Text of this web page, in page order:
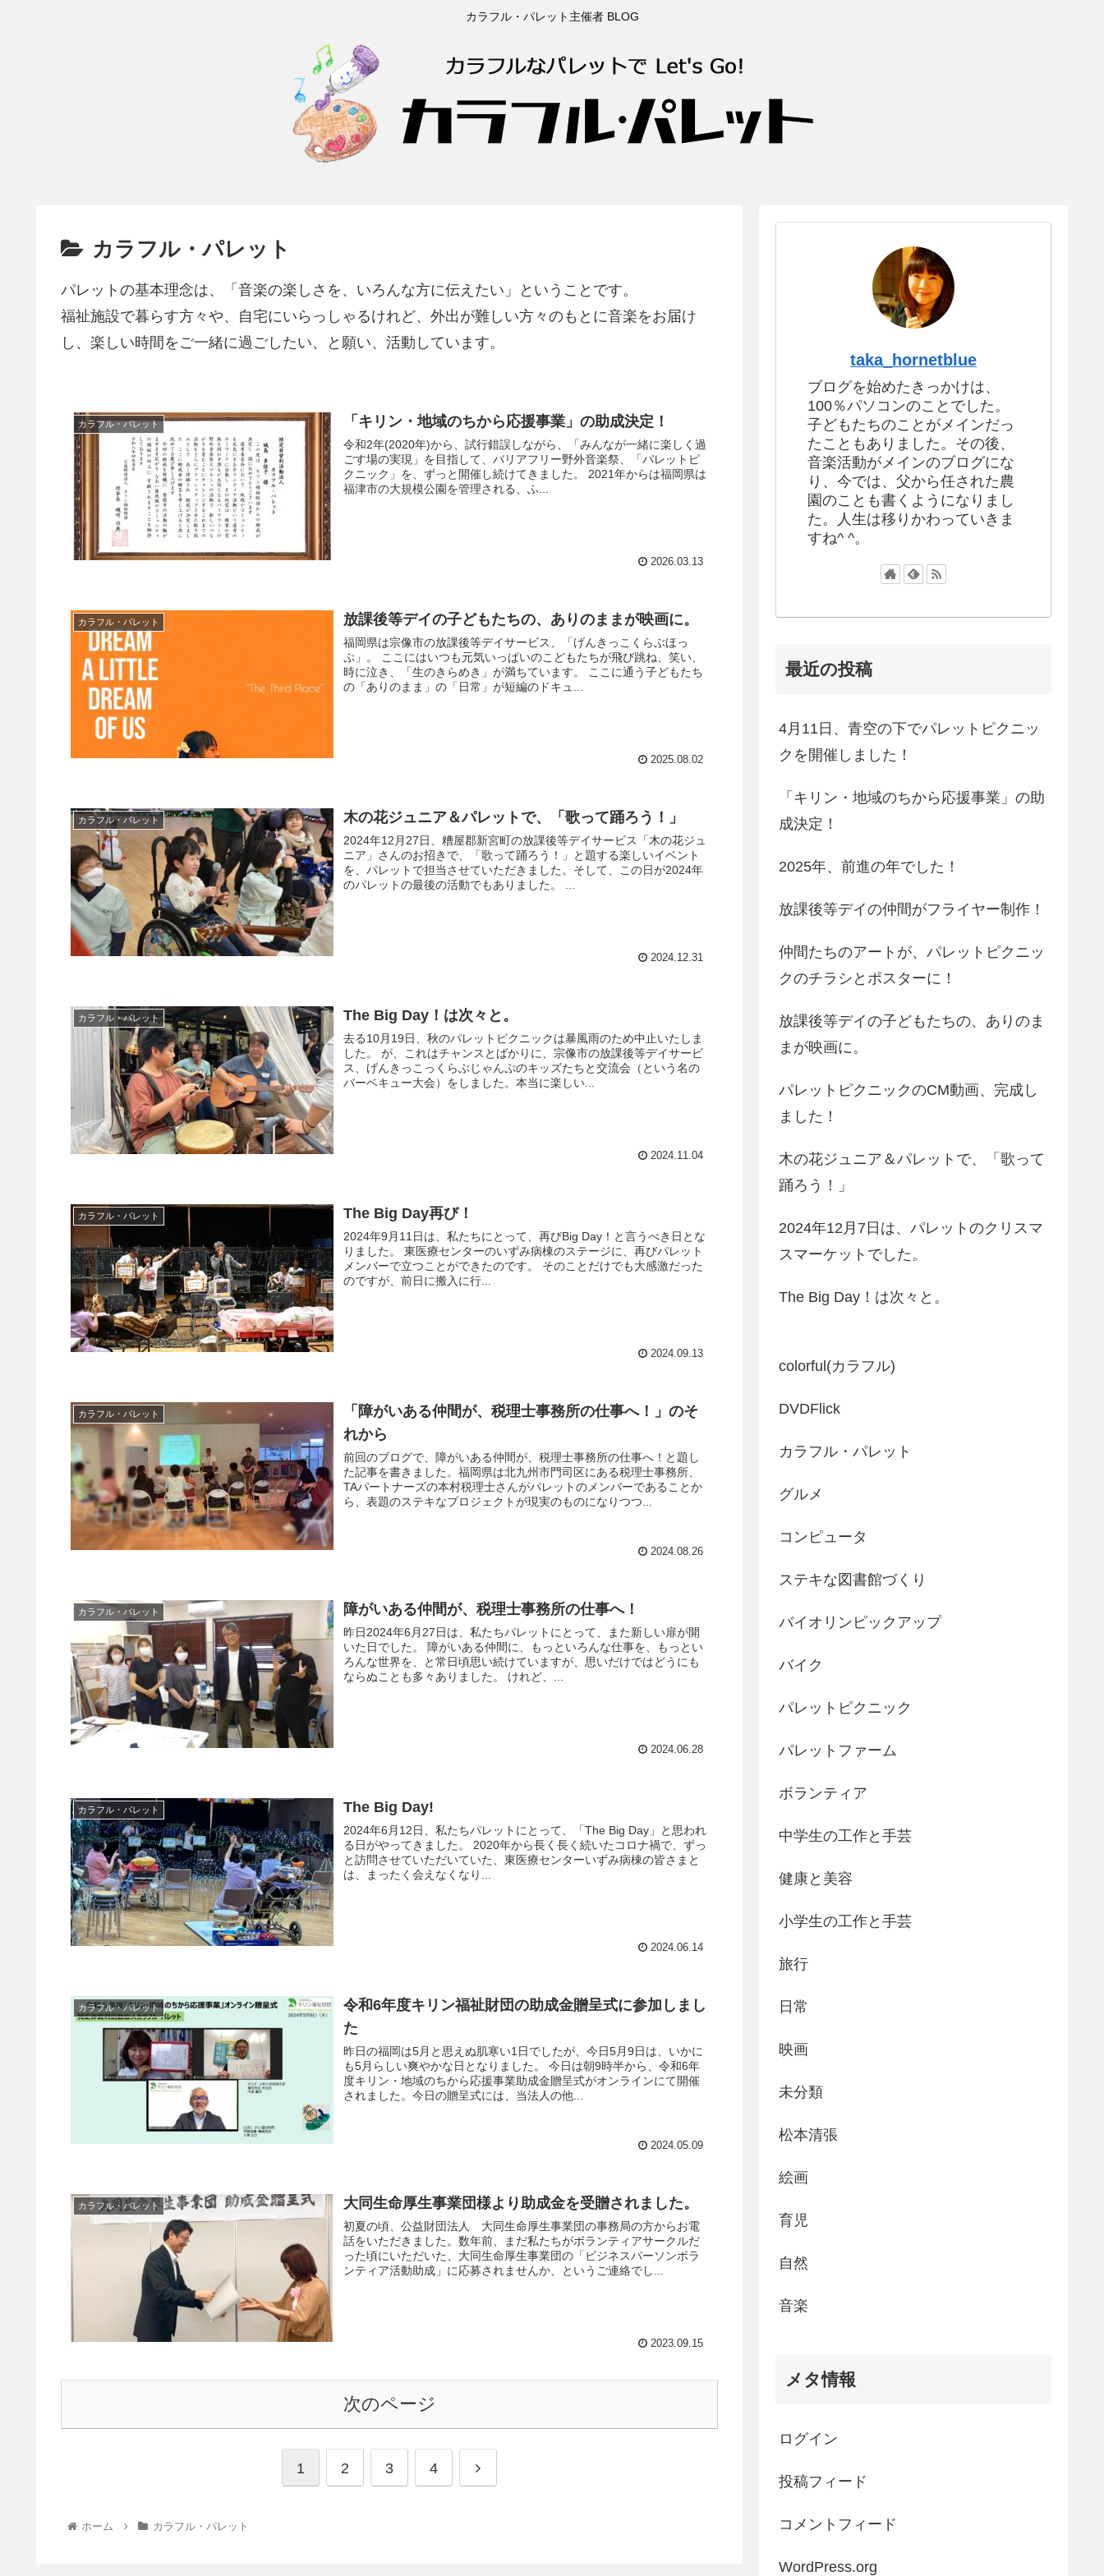
カラフル・パレット主催者 BLOG
カラフル・パレット
パレットの基本理念は、「音楽の楽しさを、いろんな方に伝えたい」ということです。
福祉施設で暮らす方々や、自宅にいらっしゃるけれど、外出が難しい方々のもとに音楽をお届け
し、楽しい時間をご一緒に過ごしたい、と願い、活動しています。
カラフル・パレット 「キリン・地域のちから応援事業」の助成決定！
令和2年(2020年)から、試行錯誤しながら、「みんなが一緒に楽しく過
ごす場の実現」を目指して、バリアフリー野外音楽祭、「パレットピ
クニック」を、ずっと開催し続けてきました。 2021年からは福岡県は
福津市の大規模公園を管理される、ふ...
2026.03.13
カラフル・パレット 放課後等デイの子どもたちの、ありのままが映画に。
福岡県は宗像市の放課後等デイサービス、「げんきっこくらぶほっ
ぷ」。 ここにはいつも元気いっぱいのこどもたちが飛び跳ね、笑い、
時に泣き、「生のきらめき」が満ちています。 ここに通う子どもたち
の「ありのまま」の「日常」が短編のドキュ...
2025.08.02
カラフル・パレット 木の花ジュニア＆パレットで、「歌って踊ろう！」
2024年12月27日、糟屋郡新宮町の放課後等デイサービス「木の花ジュ
ニア」さんのお招きで、「歌って踊ろう！」と題する楽しいイベント
を、パレットで担当させていただきました。そして、この日が2024年
のパレットの最後の活動でもありました。 ...
2024.12.31
カラフル・パレット The Big Day！は次々と。
去る10月19日、秋のパレットピクニックは暴風雨のため中止いたしま
した。 が、これはチャンスとばかりに、宗像市の放課後等デイサービ
ス、げんきっこっくらぶじゃんぷのキッズたちと交流会（という名の
バーベキュー大会）をしました。本当に楽しい...
2024.11.04
カラフル・パレット The Big Day再び！
2024年9月11日は、私たちにとって、再びBig Day！と言うべき日とな
りました。 東医療センターのいずみ病棟のステージに、再びパレット
メンバーで立つことができたのです。 そのことだけでも大感激だった
のですが、前日に搬入に行...
2024.09.13
カラフル・パレット
「障がいある仲間が、税理士事務所の仕事へ！」のそ
れから
前回のブログで、障がいある仲間が、税理士事務所の仕事へ！と題し
た記事を書きました。福岡県は北九州市門司区にある税理士事務所、
TAパートナーズの本村税理士さんがパレットのメンバーであることか
ら、表題のステキなプロジェクトが現実のものになりつつ...
2024.08.26
カラフル・パレット 障がいある仲間が、税理士事務所の仕事へ！
昨日2024年6月27日は、私たちパレットにとって、また新しい扉が開
いた日でした。 障がいある仲間に、もっといろんな仕事を、もっとい
ろんな世界を、と常日頃思い続けていますが、思いだけではどうにも
ならぬことも多々ありました。 けれど、...
2024.06.28
カラフル・パレット The Big Day!
2024年6月12日、私たちパレットにとって、「The Big Day」と思われ
る日がやってきました。 2020年から長く長く続いたコロナ禍で、ずっ
と訪問させていただいていた、東医療センターいずみ病棟の皆さまと
は、まったく会えなくなり...
2024.06.14
カラフル・パレット
令和6年度キリン福祉財団の助成金贈呈式に参加しまし
た
昨日の福岡は5月と思えぬ肌寒い1日でしたが、今日5月9日は、いかに
も5月らしい爽やかな日となりました。 今日は朝9時半から、令和6年
度キリン・地域のちから応援事業助成金贈呈式がオンラインにて開催
されました。今日の贈呈式には、当法人の他...
2024.05.09
カラフル・パレット 大同生命厚生事業団様より助成金を受贈されました。
初夏の頃、公益財団法人 大同生命厚生事業団の事務局の方からお電
話をいただきました。数年前、まだ私たちがボランティアサークルだ
った頃にいただいた、大同生命厚生事業団の「ビジネスパーソンボラ
ンティア活動助成」に応募されませんか、というご連絡でし...
2023.09.15
次のページ
1 2 3 4
ホーム カラフル・パレット
taka_hornetblue
ブログを始めたきっかけは、
100％パソコンのことでした。
子どもたちのことがメインだっ
たこともありました。その後、
音楽活動がメインのブログにな
り、今では、父から任された農
園のことも書くようになりまし
た。人生は移りかわっていきま
すね^ ^。
最近の投稿
4月11日、青空の下でパレットピクニッ
クを開催しました！
「キリン・地域のちから応援事業」の助
成決定！
2025年、前進の年でした！
放課後等デイの仲間がフライヤー制作！
仲間たちのアートが、パレットピクニッ
クのチラシとポスターに！
放課後等デイの子どもたちの、ありのま
まが映画に。
パレットピクニックのCM動画、完成し
ました！
木の花ジュニア＆パレットで、「歌って
踊ろう！」
2024年12月7日は、パレットのクリスマ
スマーケットでした。
The Big Day！は次々と。
colorful(カラフル)
DVDFlick
カラフル・パレット
グルメ
コンピュータ
ステキな図書館づくり
バイオリンピックアップ
バイク
パレットピクニック
パレットファーム
ボランティア
中学生の工作と手芸
健康と美容
小学生の工作と手芸
旅行
日常
映画
未分類
松本清張
絵画
育児
自然
音楽
メタ情報
ログイン
投稿フィード
コメントフィード
WordPress.org